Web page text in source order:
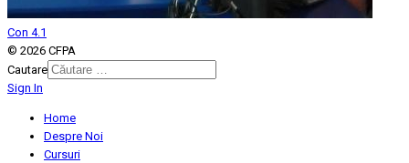
Con 4.1
© 2026 CFPA
Cautare
Sign In
Home
Despre Noi
Cursuri